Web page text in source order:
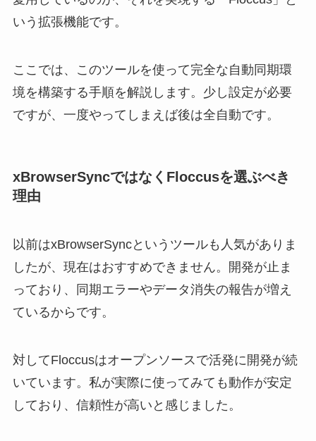
いう拡張機能です。
ここでは、このツールを使って完全な自動同期環
境を構築する手順を解説します。少し設定が必要
ですが、一度やってしまえば後は全自動です。
xBrowserSyncではなくFloccusを選ぶべき
理由
以前はxBrowserSyncというツールも人気がありま
したが、現在はおすすめできません。開発が止ま
っており、同期エラーやデータ消失の報告が増え
ているからです。
対してFloccusはオープンソースで活発に開発が続
いています。私が実際に使ってみても動作が安定
しており、信頼性が高いと感じました。